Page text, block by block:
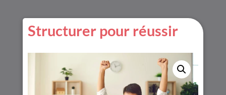
Structurer pour réussir